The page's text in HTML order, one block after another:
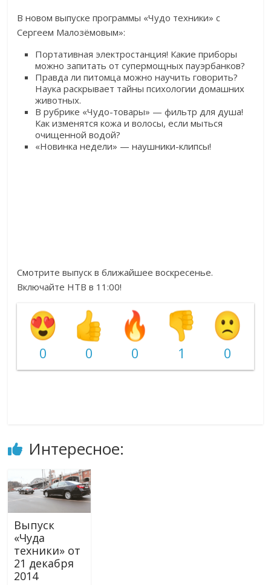
В новом выпуске программы «Чудо техники» с
Сергеем Малозёмовым»:
Портативная электростанция! Какие приборы
можно запитать от супермощных пауэрбанков?
Правда ли питомца можно научить говорить?
Наука раскрывает тайны психологии домашних
животных.
В рубрике «Чудо-товары» — фильтр для душа!
Как изменятся кожа и волосы, если мыться
очищенной водой?
«Новинка недели» — наушники-клипсы!
Смотрите выпуск в ближайшее воскресенье.
Включайте НТВ в 11:00!
0 0 0 1 0
Интересное:
Выпуск
«Чуда
техники» от
21 декабря
2014